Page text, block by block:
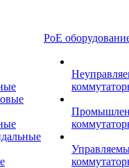
PoE